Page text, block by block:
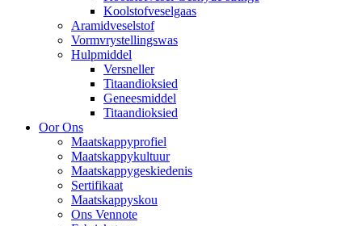
Koolstofveselgaas
Aramidveselstof
Vormvrystellingswas
Hulpmiddel
Versneller
Titaandioksied
Geneesmiddel
Titaandioksied
Oor Ons
Maatskappyprofiel
Maatskappykultuur
Maatskappygeskiedenis
Sertifikaat
Maatskappyskou
Ons Vennote